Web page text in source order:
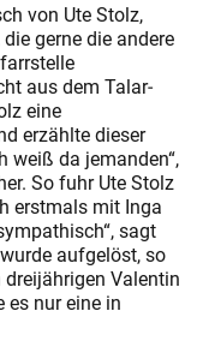
von Ute Stolz,
gerne die andere
aus dem Talar­
eine
erzählte dieser
weiß da jemanden“,
So fuhr Ute Stolz
erstmals mit Inga
sagt
aufgelöst, so
dreijährigen Valentin
nur eine in